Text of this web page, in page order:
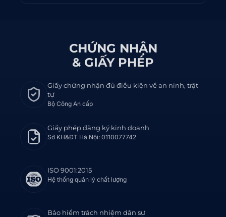
CHỨNG NHẬN
& GIẤY PHÉP
Giấy chứng nhận đủ điều kiện về an ninh, trật
tự
Bộ Công An cấp
Giấy phép đăng ký kinh doanh
Sở KH&ĐT Hà Nội: 0110077742
ISO 9001:2015
Hệ thống quản lý chất lượng
Bảo hiểm trách nhiệm dân sự